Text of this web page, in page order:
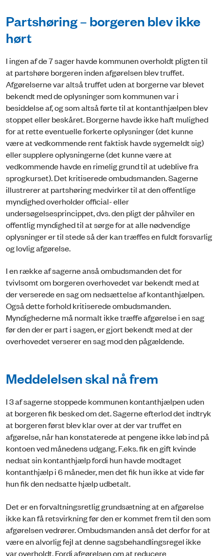
Partshøring – borgeren blev ikke
hørt
I ingen af de 7 sager havde kommunen overholdt pligten til
at partshøre borgeren inden afgørelsen blev truffet.
Afgørelserne var altså truffet uden at borgerne var blevet
bekendt med de oplysninger som kommunen var i
besiddelse af, og som altså førte til at kontanthjælpen blev
stoppet eller beskåret. Borgerne havde ikke haft mulighed
for at rette eventuelle forkerte oplysninger (det kunne
være at vedkommende rent faktisk havde sygemeldt sig)
eller supplere oplysningerne (det kunne være at
vedkommende havde en rimelig grund til at udeblive fra
sprogkurset). Det kritiserede ombudsmanden. Sagerne
illustrerer at partshøring medvirker til at den offentlige
myndighed overholder official- eller
undersøgelsesprincippet, dvs. den pligt der påhviler en
offentlig myndighed til at sørge for at alle nødvendige
oplysninger er til stede så der kan træffes en fuldt forsvarlig
og lovlig afgørelse.
I en række af sagerne anså ombudsmanden det for
tvivlsomt om borgeren overhovedet var bekendt med at
der verserede en sag om nedsættelse af kontanthjælpen.
Også dette forhold kritiserede ombudsmanden.
Myndighederne må normalt ikke træffe afgørelse i en sag
før den der er part i sagen, er gjort bekendt med at der
overhovedet verserer en sag mod den pågældende.
Meddelelsen skal nå frem
I 3 af sagerne stoppede kommunen kontanthjælpen uden
at borgeren fik besked om det. Sagerne efterlod det indtryk
at borgeren først blev klar over at der var truffet en
afgørelse, når han konstaterede at pengene ikke løb ind på
kontoen ved månedens udgang. F.eks. fik en gift kvinde
nedsat sin kontanthjælp fordi hun havde modtaget
kontanthjælp i 6 måneder, men det fik hun ikke at vide før
hun fik den nedsatte hjælp udbetalt.
Det er en forvaltningsretlig grundsætning at en afgørelse
ikke kan få retsvirkning før den er kommet frem til den som
afgørelsen vedrører. Ombudsmanden anså det derfor for at
være en alvorlig fejl at denne sagsbehandlingsregel ikke
var overholdt. Fordi afgørelsen om at reducere